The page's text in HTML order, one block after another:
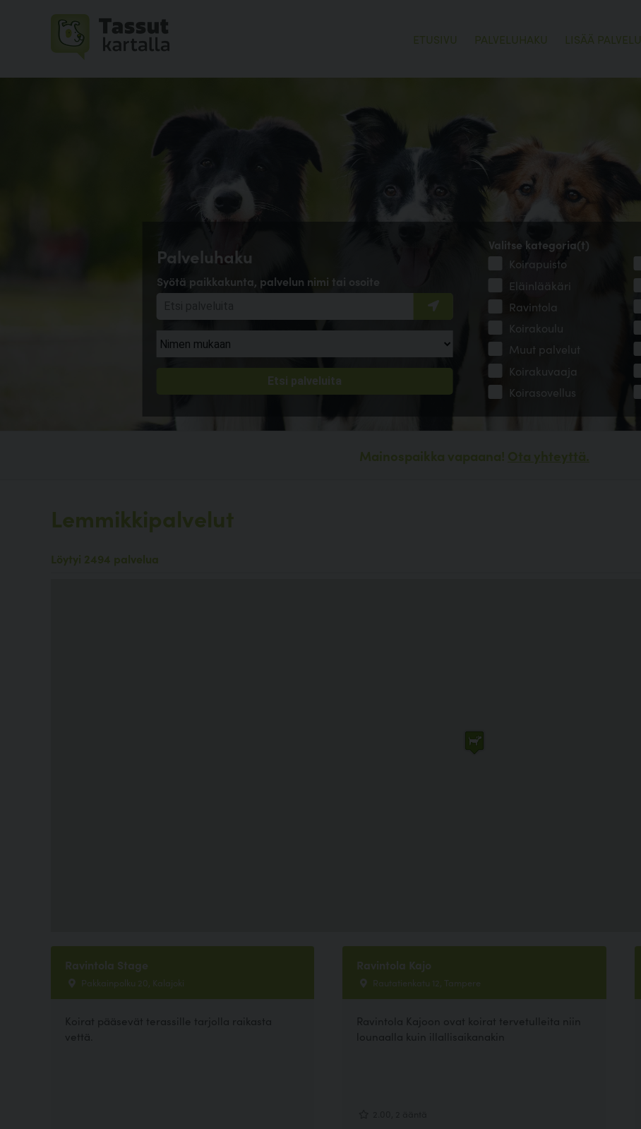
ETUSIVU PALVELUHAKU LISÄÄ PALVELU
Palveluhaku
Syötä paikkakunta, palvelun nimi tai osoite
Valitse kategoria(t)
Koirapuisto
Eläinlääkäri
Ravintola
Koirakoulu
Muut palvelut
Koirakuvaaja
Koirasovellus
Mainospaikka vapaana! Ota yhteyttä.
Lemmikkipalvelut
Löytyi 2494 palvelua
Ravintola Stage
Pakkainpolku 20, Kalajoki
Koirat pääsevät terassille tarjolla raikasta
vettä.
Ravintola Kajo
Rautatienkatu 12, Tampere
Ravintola Kajoon ovat koirat tervetulleita niin
lounaalla kuin illallisaikanakin